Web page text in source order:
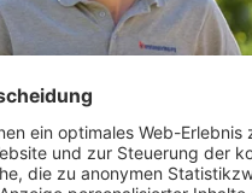
einen doppelten Vorteil: es
und Natur auf. “